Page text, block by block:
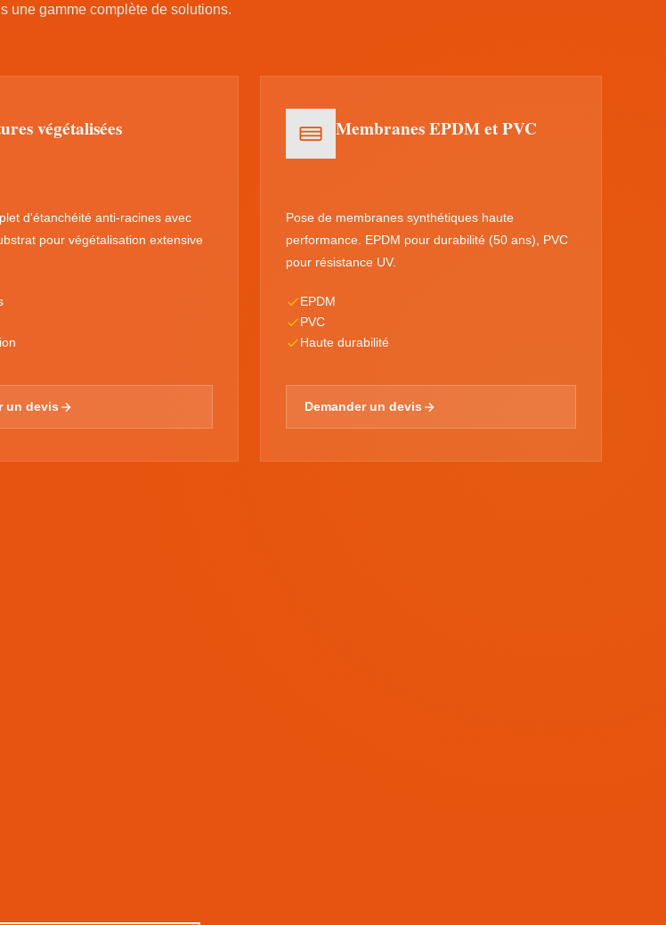
une gamme complète de solutions.
végétalisées
d'étanchéité anti-racines avec
pour végétalisation extensive
un devis
Membranes EPDM et PVC
Pose de membranes synthétiques haute
performance. EPDM pour durabilité (50 ans), PVC
pour résistance UV.
EPDM
PVC
Haute durabilité
Demander un devis